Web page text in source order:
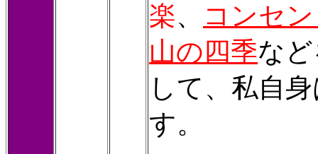
楽、
コンセ
山の四季な
して、私自
す。